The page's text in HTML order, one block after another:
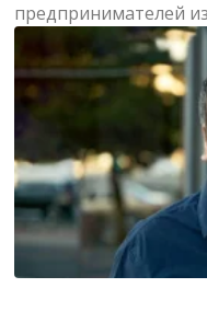
предпринимателей
попробовать ...